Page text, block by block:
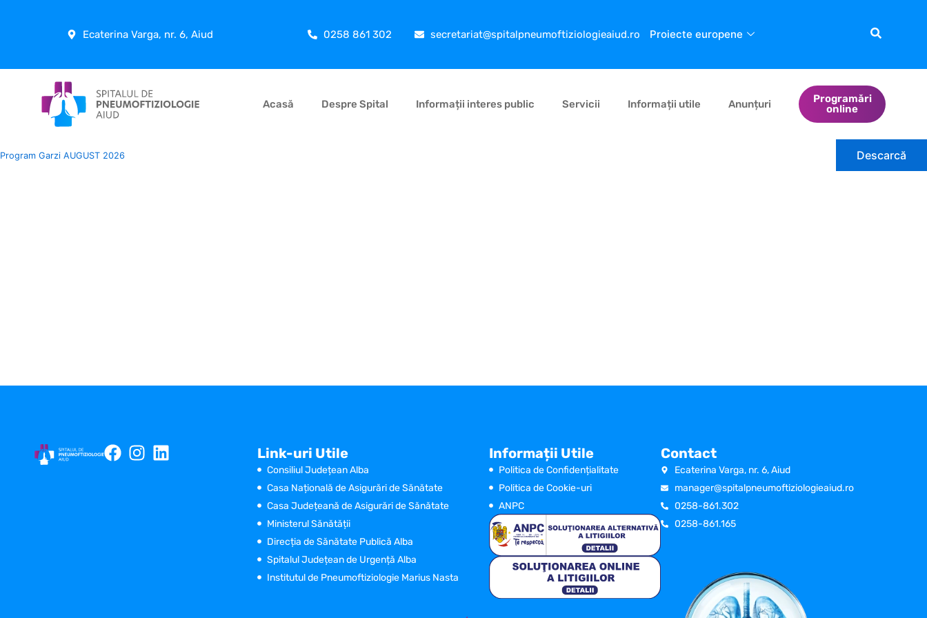
Ecaterina Varga, nr. 6, Aiud 0258 861 302 secretariat@spitalpneumoftiziologieaiud.ro Proiecte europene
Acasă Despre Spital Informații interes public Servicii Informații utile Anunțuri
Programări
online
Program Garzi AUGUST 2026 Descarcă
Link-uri Utile
Consiliul Județean Alba
Casa Națională de Asigurări de Sănătate
Casa Județeană de Asigurări de Sănătate
Ministerul Sănătății
Direcția de Sănătate Publică Alba
Spitalul Județean de Urgență Alba
Institutul de Pneumoftiziologie Marius Nasta
Informații Utile
Politica de Confidențialitate
Politica de Cookie-uri
ANPC
Contact
Ecaterina Varga, nr. 6, Aiud
manager@spitalpneumoftiziologieaiud.ro
0258-861.302
0258-861.165